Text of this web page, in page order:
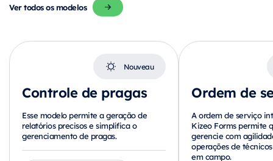
Ver todos os modelos
Controle de pragas
Nouveau
Esse modelo permite a geração de
relatórios precisos e simplifica o
gerenciamento de pragas.
Ordem de
A ordem de serviço
Kizeo Forms permite
gerencie com
operações de
em campo.